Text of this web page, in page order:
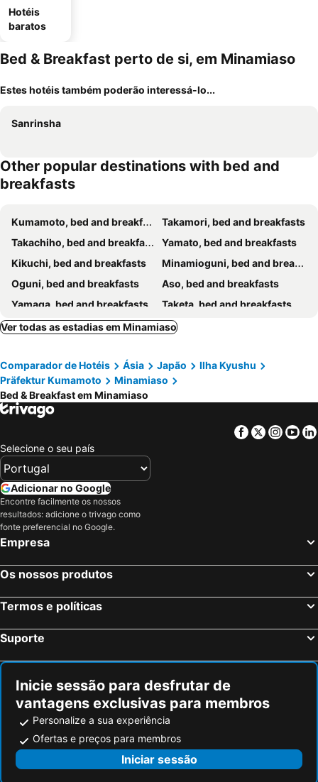
Hotéis
baratos
Bed & Breakfast perto de si, em Minamiaso
Estes hotéis também poderão interessá-lo...
Sanrinsha
Other popular destinations with bed and
breakfasts
Kumamoto, bed and breakfasts
Takamori, bed and breakfasts
Takachiho, bed and breakfasts
Yamato, bed and breakfasts
Kikuchi, bed and breakfasts
Minamioguni, bed and breakfasts
Oguni, bed and breakfasts
Aso, bed and breakfasts
Yamaga, bed and breakfasts
Taketa, bed and breakfasts
Morotsuka, bed and breakfasts
Ver todas as estadias em Minamiaso
Comparador de Hotéis Ásia Japão
Ilha Kyushu
Präfektur Kumamoto
Minamiaso
Bed & Breakfast em Minamiaso
Facebook
Twitter
Selecione o seu país
Adicionar no Google
Encontre facilmente os nossos
resultados: adicione o trivago como
fonte preferencial no Google.
Empresa
Os nossos produtos
Termos e políticas
Suporte
Inicie sessão para desfrutar de
vantagens exclusivas para membros
Personalize a sua experiência
Ofertas e preços para membros
Iniciar sessão